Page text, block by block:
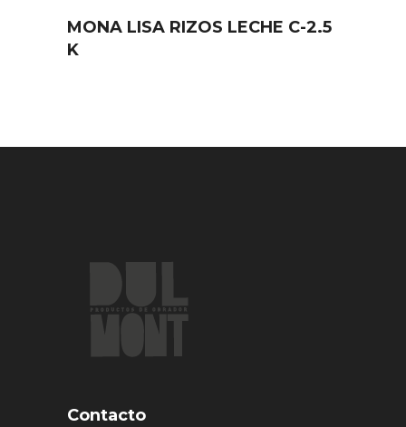
MONA LISA RIZOS LECHE C-2.5
K
Contacto